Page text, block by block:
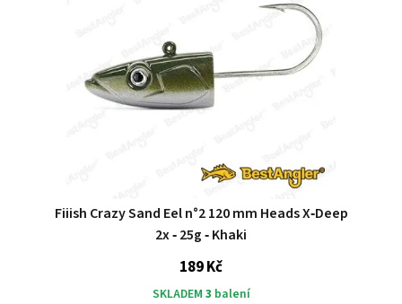
Fiiish Crazy Sand Eel n°2 120 mm Heads X‑Deep
2x ‑ 25g ‑ Khaki
189 Kč
SKLADEM 3 balení